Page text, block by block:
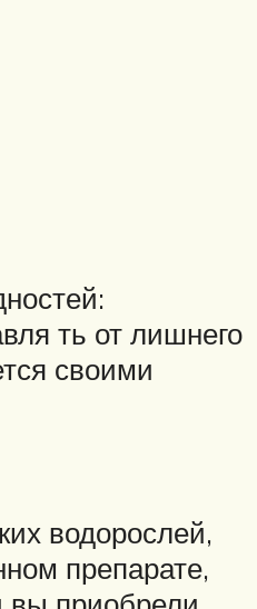
ть от лишнего
своими
водорослей,
препарате,